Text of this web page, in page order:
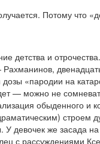
Потому что
детства и
«пародии на
— можно не
обыденного и
строем
У девочек же засада
с рассуждениями